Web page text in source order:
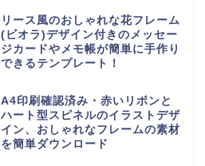
リース風のおしゃれな花フレーム
(ビオラ)デザイン付きのメッセー
ジカードやメモ帳が簡単に手作り
できるテンプレート！
A4印刷確認済み・赤いリボンと
ハート型スピネルのイラストデザ
イン、おしゃれなフレームの素材
を簡単ダウンロード